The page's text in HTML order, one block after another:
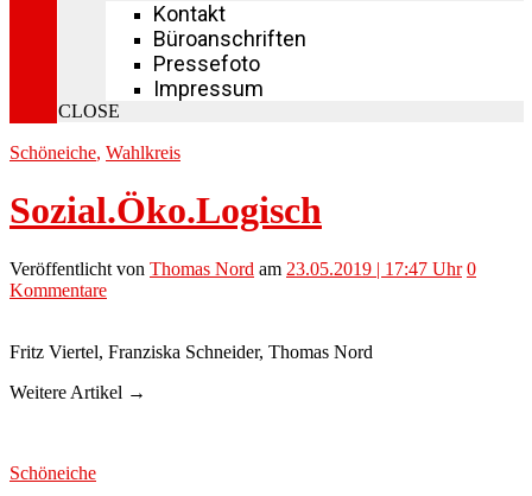
Kontakt
Büroanschriften
Pressefoto
Impressum
CLOSE
Schöneiche, Wahlkreis
Sozial.Öko.Logisch
Veröffentlicht von Thomas Nord am 23.05.2019 | 17:47 Uhr 0
Kommentare
Fritz Viertel, Franziska Schneider, Thomas Nord
Weitere Artikel →
Schöneiche